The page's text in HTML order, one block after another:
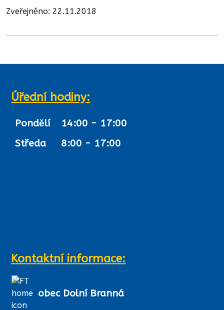
Zveřejněno: 22.11.2018
Úřední hodiny:
Pondělí
14:00 - 17:00
Středa
8:00 - 17:00
Kontaktní informace:
obec Dolní Branná